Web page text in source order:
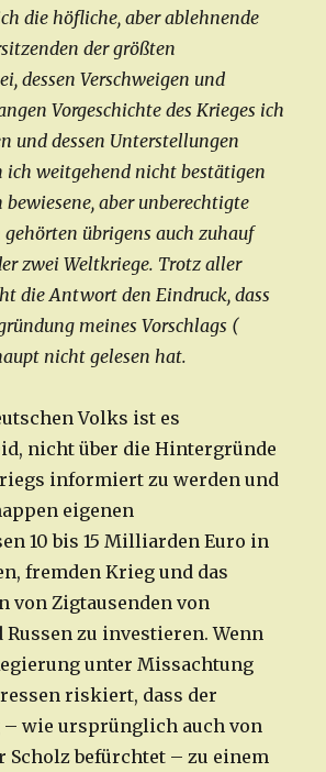
die höfliche, aber ablehnende
der größten
dessen Verschweigen und
Vorgeschichte des Krieges ich
und dessen Unterstellungen
ich weitgehend nicht bestätigen
aber unberechtigte
übrigens auch zuhauf
zwei Weltkriege. Trotz aller
die Antwort den Eindruck, dass
meines Vorschlags (
nicht gelesen hat.
Volks ist es
nicht über die Hintergründe
informiert zu werden und
eigenen
10 bis 15 Milliarden Euro in
fremden Krieg und das
von Zigtausenden von
zu investieren. Wenn
unter Missachtung
riskiert, dass der
wie ursprünglich auch von
Scholz befürchtet – zu einem